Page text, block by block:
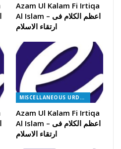
Azam Ul Kalam Fi Irtiqa
Al Islam – اعظم الکلام فی
ارتقاء الاسلام
MISCELLANEOUS URDU BOOKS
Azam Ul Kalam Fi Irtiqa
Al Islam – اعظم الکلام فی
ارتقاء الاسلام